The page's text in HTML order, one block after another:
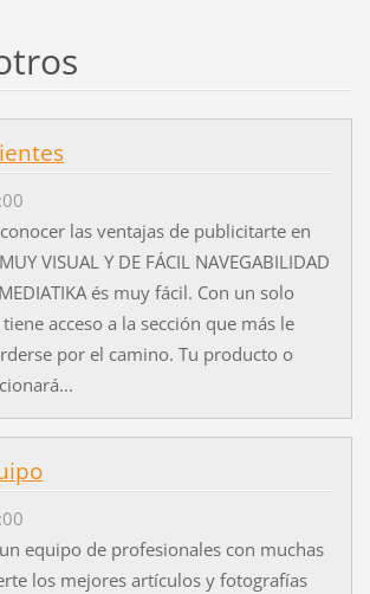
las ventajas de publicitarte en
VISUAL Y DE FÁCIL NAVEGABILIDAD
és muy fácil. Con un solo
acceso a la sección que más le
por el camino. Tu producto o
equipo de profesionales con muchas
los mejores artículos y fotografías